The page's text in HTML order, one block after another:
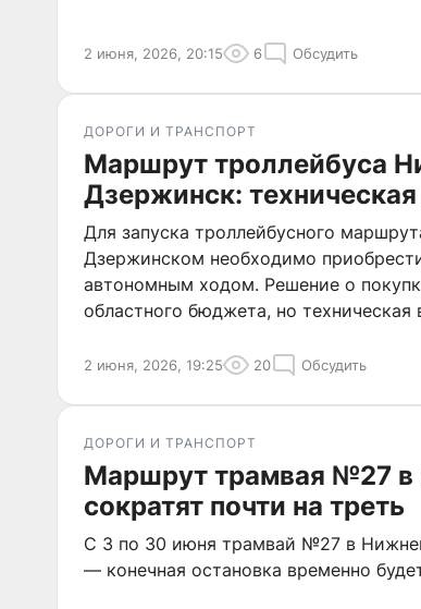
2 июня, 2026, 20:15 6 Обсудить
ДОРОГИ И ТРАНСПОРТ
Маршрут троллейбуса
Дзержинск:
Для запуска троллейбусного
Дзержинском необходимо
автономным ходом. Решение о
областного бюджета, но
2 июня, 2026, 19:25 20 Обсудить
ДОРОГИ И ТРАНСПОРТ
Маршрут трамвая №27
сократят почти на треть
С 3 по 30 июня трамвай №27 в
— конечная остановка временно